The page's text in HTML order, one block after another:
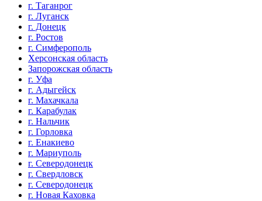
г. Таганрог
г. Луганск
г. Донецк
г. Ростов
г. Симферополь
Херсонская область
Запорожская область
г. Уфа
г. Адыгейск
г. Махачкала
г. Карабулак
г. Нальчик
г. Горловка
г. Енакиево
г. Мариуполь
г. Северодонецк
г. Свердловск
г. Северодонецк
г. Новая Каховка